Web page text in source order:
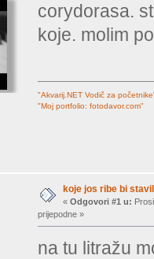
corydorasa.
koje. molim
"Akvarij.NET Vodič za
"Moj portfolio: fotodavor.com"
koje jos ribe bi
« Odgovori #1 u:
prijepodne »
na tu litražu